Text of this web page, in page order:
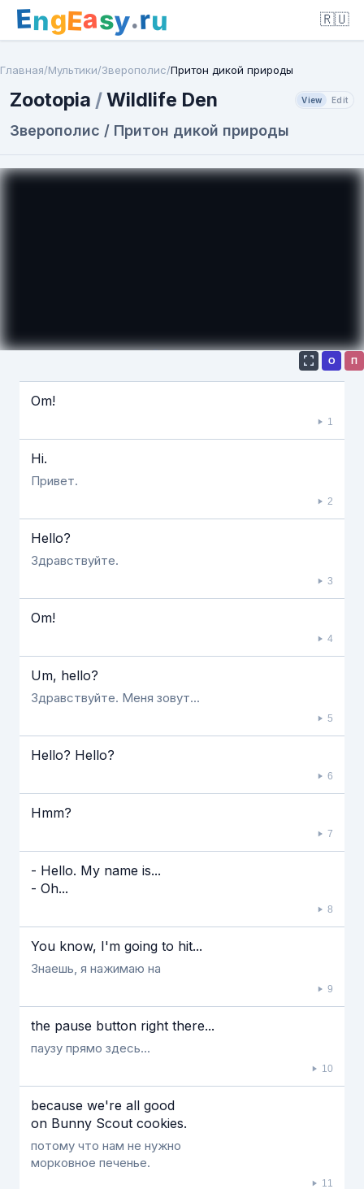
EngEasy.ru 🇷🇺
Главная/Мультики/Зверополис/Притон дикой природы
Zootopia /Wildlife Den View Edit
Зверополис / Притон дикой природы
Если видео долго не грузится, выключите VPN
О П
Om!
1
Hi.
Привет.
2
Hello?
Здравствуйте.
3
Om!
4
Um, hello?
Здравствуйте. Меня зовут...
5
Hello? Hello?
6
Hmm?
7
- Hello. My name is...
- Oh...
8
You know, I'm going to hit...
Знаешь, я нажимаю на
9
the pause button right there...
паузу прямо здесь...
10
because we're all good
on Bunny Scout cookies.
потому что нам не нужно
морковное печенье.
11